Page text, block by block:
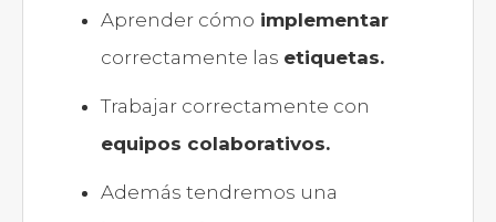
Aprender cómo implementar
correctamente las etiquetas.
Trabajar correctamente con
equipos colaborativos.
Además tendremos una